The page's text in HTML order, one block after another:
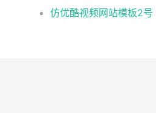
仿优酷视频网站模板2号